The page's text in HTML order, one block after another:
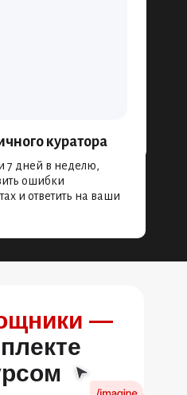
куратора
7 дней в неделю,
ошибки
и ответить на ваши
—